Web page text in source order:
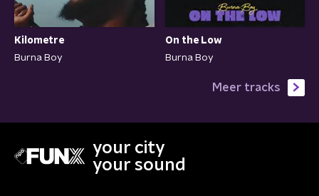
Kilometre
Burna Boy
On the Low
Burna Boy
Meer tracks
your city
your sound